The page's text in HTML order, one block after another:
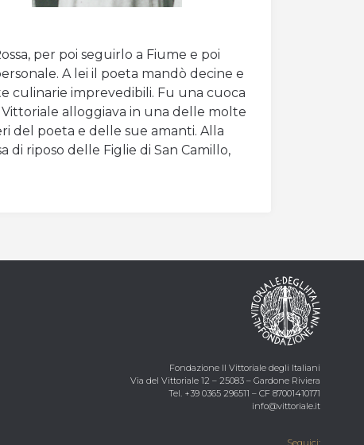
per poi seguirlo a Fiume e poi
A lei il poeta mandò decine e
culinarie imprevedibili. Fu una cuoca
Vittoriale alloggiava in una delle molte
del poeta e delle sue amanti. Alla
di riposo delle Figlie di San Camillo,
Fondazione Il Vittoriale degli Italiani
Via del Vittoriale 12 – 25083 – Gardone Riviera
Tel. +39 0365 296511 – CF 87001410171
info@vittoriale.it
Seguici: